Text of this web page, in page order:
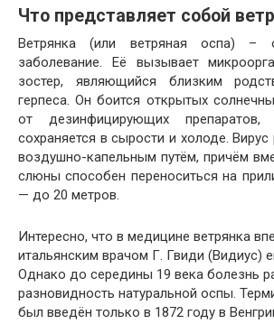
Что представляет собой
Ветрянка (или ветряная оспа) –
заболевание. Её вызывает
зостер, являющийся близким
герпеса. Он боится открытых
от дезинфицирующих
сохраняется в сырости и холоде. Вирус
воздушно-капельным путём, причём
слюны способен переноситься на
— до 20 метров.
Интересно, что в медицине ветрянка
итальянским врачом Г. Гвиди (Видиус)
Однако до середины 19 века болезнь
разновидность натуральной оспы.
был введён только в 1872 году в